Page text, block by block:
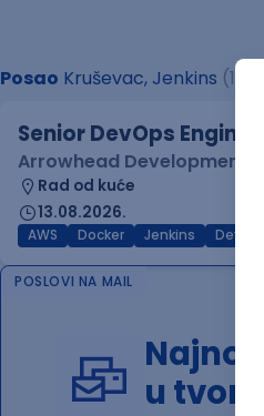
Posao Kruševac, Jenkins (1
Senior DevOps Engineer
Arrowhead Development
Rad od kuće
13.08.2026.
AWS Docker Jenkins DevOps
POSLOVI NA MAIL
u